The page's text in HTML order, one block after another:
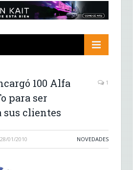
100 Alfa
para ser
sus clientes
1
28/01/2010 NOVEDADES